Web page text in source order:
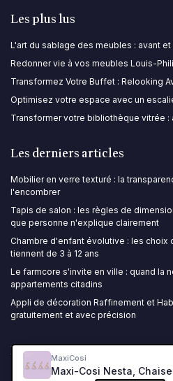
MaxiCosi
Les plus lus
L'art du sablage des meubles : avant et
Redonner vie à vos meubles Louis-
Transformez Votre Buffet : Relooking
Optimisez votre espace avec un
Transformer votre bibliothèque vitrée :
Les derniers articles
Mobilier en verre texturé : la
l'encombrer
Tapis de salon : les règles de
que personne n'explique clairement
Chambre d'enfant évolutive : les choix
tiennent de 3 à 12 ans
Le farmcore s'invite en ville : quand la
appartements citadins
Appli de décoration Raffinement et
gratuitement et avec précision
Ma Décoration Maison